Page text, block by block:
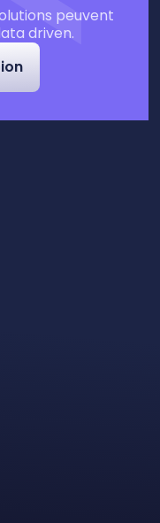
peuvent
driven.